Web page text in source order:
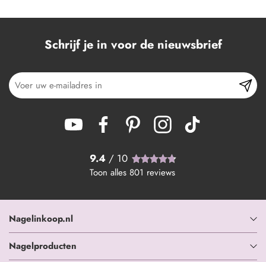
Schrijf je in voor de nieuwsbrief
9.4 / 10
Toon alles 801 reviews
Nagelinkoop.nl
Nagelproducten